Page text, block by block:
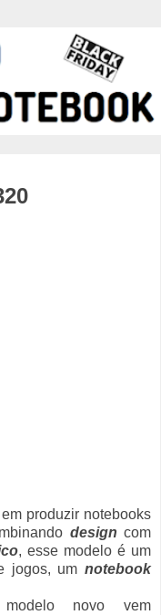
produzir notebooks
design com
, esse modelo é um
jogos, um notebook
novo vem